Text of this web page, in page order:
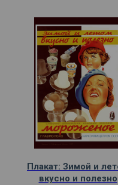
Плакат: Зимой и
вкусно и полезно